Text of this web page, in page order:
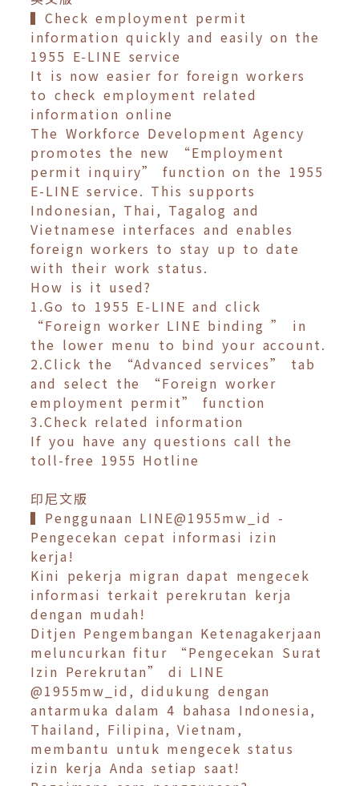
▍Check employment permit
information quickly and easily on the
1955 E-LINE service
It is now easier for foreign workers
to check employment related
information online
The Workforce Development Agency
promotes the new “Employment
permit inquiry” function on the 1955
E-LINE service. This supports
Indonesian, Thai, Tagalog and
Vietnamese interfaces and enables
foreign workers to stay up to date
with their work status.
How is it used?
1.Go to 1955 E-LINE and click
“Foreign worker LINE binding ” in
the lower menu to bind your account.
2.Click the “Advanced services” tab
and select the “Foreign worker
employment permit” function
3.Check related information
If you have any questions call the
toll-free 1955 Hotline
印尼文版
▍Penggunaan LINE@1955mw_id -
Pengecekan cepat informasi izin
kerja!
Kini pekerja migran dapat mengecek
informasi terkait perekrutan kerja
dengan mudah!
Ditjen Pengembangan Ketenagakerjaan
meluncurkan fitur “Pengecekan Surat
Izin Perekrutan” di LINE
@1955mw_id, didukung dengan
antarmuka dalam 4 bahasa Indonesia,
Thailand, Filipina, Vietnam,
membantu untuk mengecek status
izin kerja Anda setiap saat!